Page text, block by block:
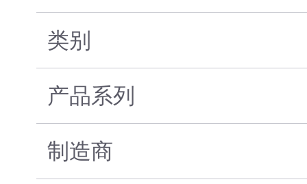
类别
产品系列
制造商